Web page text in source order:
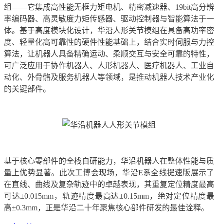
组——它集成高性能无框力矩电机、精密减速器、19bit高分辨
率编码器、高灵敏度力矩传感器、驱动控制器与智能算法于一
体。基于高度模块化设计，华沿人形关节模组在具备高功率密
度、轻量化高可靠性的硬件性能基础上，结合实时伺服与力控
算法，让机器人具备精确运动、柔顺交互与安全可靠的特性，
可广泛应用于协作机器人、人形机器人、医疗机器人、工业自
动化、外骨骼及服务机器人等领域，是推动机器人技术产业化
的关键部件。
基于核心零部件的全栈自研能力，华沿机器人在整体性能与质
量上优势显著。此次工博会现场，华沿E系全线提速版展示了
在直线、曲线及复杂轨迹中的卓越表现，其重复定位精度最高
可达±0.015mm，轨迹精度最高达±0.15mm，绝对定位精度最
高±0.3mm，正是华沿二十年聚焦核心部件研发的最佳诠释。